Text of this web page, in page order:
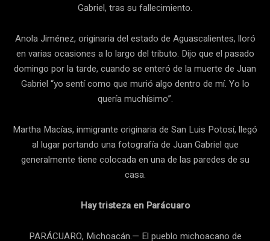
Gabriel, tras su fallecimiento.
Anola Jiménez, originaria del estado de Aguascalientes, lloró
en varias ocasiones a lo largo del tributo. Dijo que el pasado
domingo por la tarde, cuando se enteró de la muerte de Juan
Gabriel “yo sentí como que murió algo dentro de mí. Yo lo
quería muchísimo”.
Martha Macías, inmigrante originaria de San Luis Potosí, llegó
al lugar portando una fotografía de Juan Gabriel que
generalmente tiene colocada en una de las paredes de su
casa.
Hay tristeza en Parácuaro
PARÁCUARO, Michoacán.— El pueblo michoacano de